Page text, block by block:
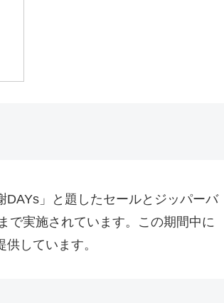
」と題したセールとジッパーバ
で実施されています。この期間中に
しています。